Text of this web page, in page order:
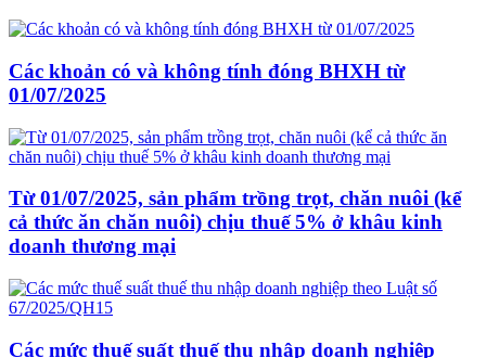
Các khoản có và không tính đóng BHXH từ
01/07/2025
Từ 01/07/2025, sản phẩm trồng trọt, chăn nuôi (kể
cả thức ăn chăn nuôi) chịu thuế 5% ở khâu kinh
doanh thương mại
Các mức thuế suất thuế thu nhập doanh nghiệp